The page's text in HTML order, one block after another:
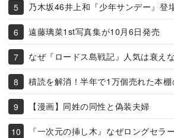
乃木坂46井上和『少年サンデー』登
遠藤璃菜1st写真集が10月6日発売
なぜ『ロードス島戦記』人気は衰え
積読を解消！半年で1万個売れた本
【漫画】同姓の同性と偽装夫婦
『一次元の挿し木』なぜロングセラ